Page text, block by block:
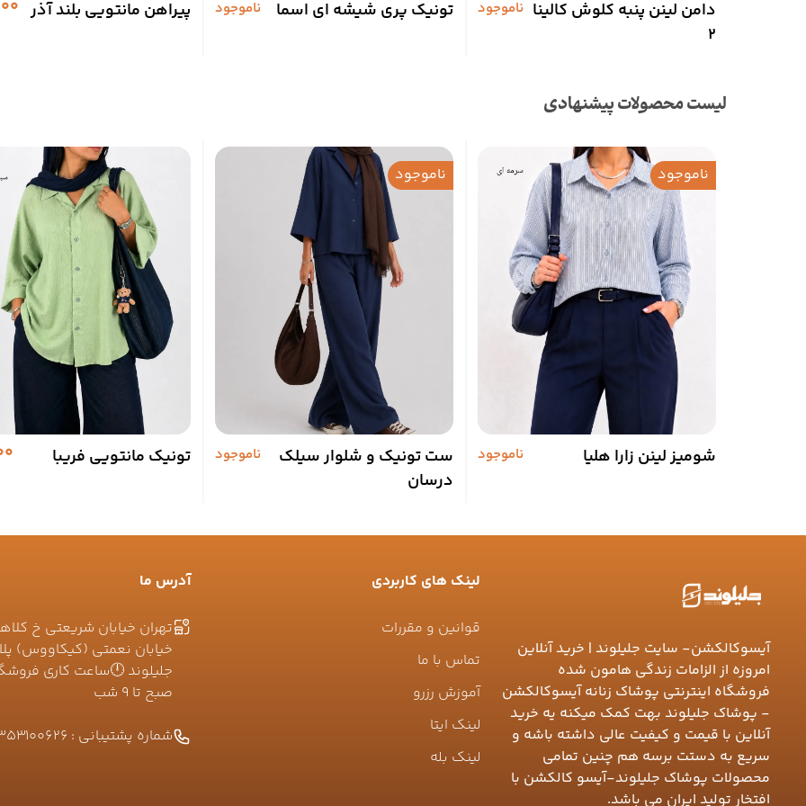
دامن لینن پنبه کلوش کالینا
2
ناموجود تونیک پری شیشه ای اسما ناموجود پیراهن مانتویی بلند آذر
لیست محصولات پیشنهادی
ناموجود
شومیز لینن زارا هلیا ناموجود
ناموجود
ست تونیک و شلوار سیلک
درسان
ناموجود تونیک مانتویی فریبا
آیسوکالکشن- سایت جلیلوند | خرید آنلاین
امروزه از الزامات زندگی هامون شده
فروشگاه اینترنتی پوشاک زنانه آیسوکالکشن
- پوشاک جلیلوند بهت کمک میکنه یه خرید
آنلاین با قیمت و کیفیت عالی داشته باشه و
سریع به دستت برسه هم چنین تمامی
محصولات پوشاک جلیلوند-آیسو کالکشن با
افتخار تولید ایران می باشد.
لینک های کاربردی
قوانین و مقررات
تماس با ما
آموزش رزرو
لینک ایتا
لینک بله
آدرس ما
تهران خیابان شریعتی خ
صبح تا ۹ شب
شماره پشتیبانی :